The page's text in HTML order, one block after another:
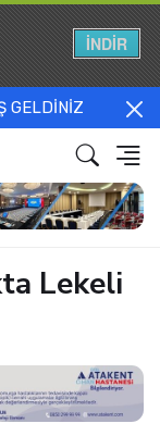
GELDİNİZ
Lekeli
İNDİR